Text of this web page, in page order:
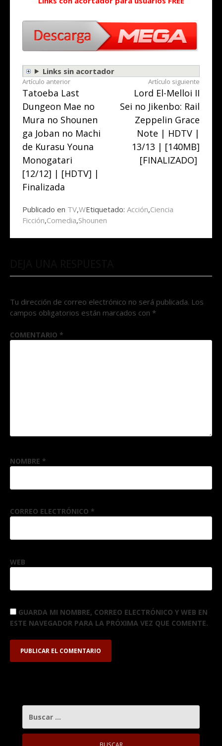
Links sin acortador
Seguir
leyendo
Artículo anterior
Tatoeba Last
Dungeon Mae no
Mura no Shounen
ga Joban no Machi
de Kurasu Youna
Monogatari
[12/12] | [HDTV] |
Finalizada
Artículo siguiente
Lord El-Melloi II
Sei no Jikenbo: Rail
Zeppelin Grace
Note | HDTV |
13/13 | [140MB]
[FINALIZADO]
Publicado en TV,WEtiquetado: Acción,Ciencia
Ficción,Comedia,Shounen
Tu dirección de correo electrónico no será publicada. Los
campos obligatorios están marcados con *
COMENTARIO *
NOMBRE *
CORREO ELECTRÓNICO *
WEB
GUARDA MI NOMBRE, CORREO ELECTRÓNICO Y WEB EN
ESTE NAVEGADOR PARA LA PRÓXIMA VEZ QUE COMENTE.